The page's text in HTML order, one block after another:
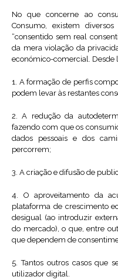
No que concerne ao
Consumo, existem
“consentido sem real
da mera violação da
económico-comercial. Desde
1. A formação de perfis
podem levar às restantes
2. A redução da
fazendo com que os
dados pessoais e dos
percorrem;
3. A criação e difusão de
4. O aproveitamento da
plataforma de crescimento
desigual (ao introduzir
do mercado), o que, entre
que dependem de
5. Tantos outros casos que
utilizador digital.